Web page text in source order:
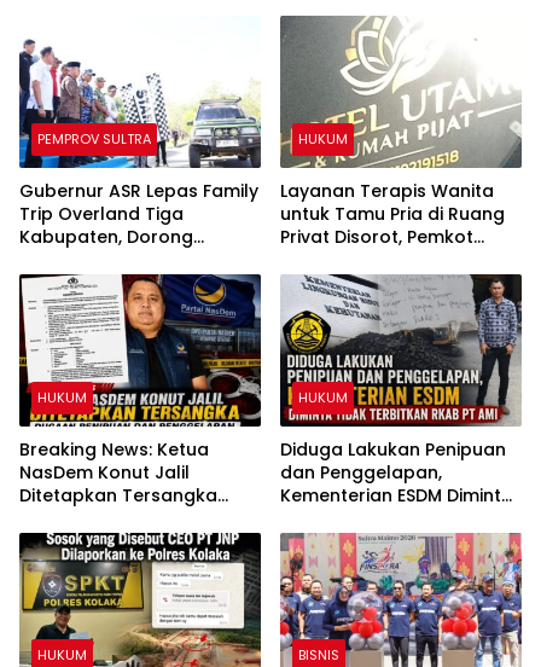
PEMPROV SULTRA
Gubernur ASR Lepas Family
Trip Overland Tiga
Kabupaten, Dorong
Sultra Makin Berkembang
HUKUM
Layanan Terapis Wanita
untuk Tamu Pria di Ruang
Privat Disorot, Pemkot
Perizinan Rumah Pijat Utami
HUKUM
Breaking News: Ketua
NasDem Konut Jalil
Ditetapkan Tersangka
Penggelapan
HUKUM
Diduga Lakukan Penipuan
dan Penggelapan,
Kementerian ESDM Diminta
AMI
HUKUM BISNIS